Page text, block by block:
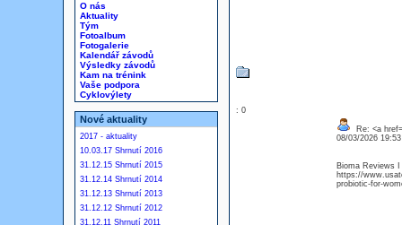
O nás
Aktuality
Tým
Fotoalbum
Fotogalerie
Kalendář závodů
Výsledky závodů
Kam na trénink
Vaše podpora
Cyklovýlety
Nové aktuality
2017 - aktuality
10.03.17 Shrnutí 2016
31.12.15 Shrnutí 2015
31.12.14 Shrnutí 2014
31.12.13 Shrnutí 2013
31.12.12 Shrnutí 2012
31.12.11 Shrnutí 2011
: 0
Re: <a
08/03/2026
Bioma Reviews
https://
probiotic-for-